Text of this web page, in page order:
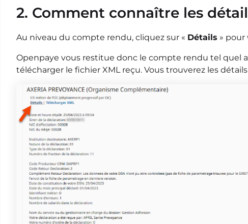
2. Comment connaître les
Au niveau du compte rendu, cliquez sur « Détails » pour
Openpaye vous restitue donc le compte rendu tel quel
télécharger le fichier XML reçu. Vous trouverez les